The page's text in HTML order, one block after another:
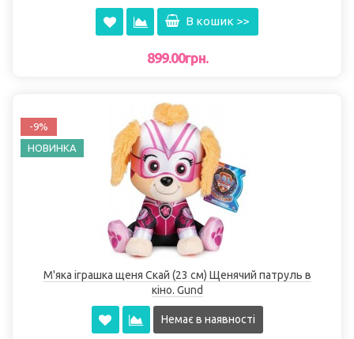
В кошик >>
899.00грн.
-9%
НОВИНКА
М'яка іграшка щеня Скай (23 см) Щенячий патруль в
кіно. Gund
Немає в наявності